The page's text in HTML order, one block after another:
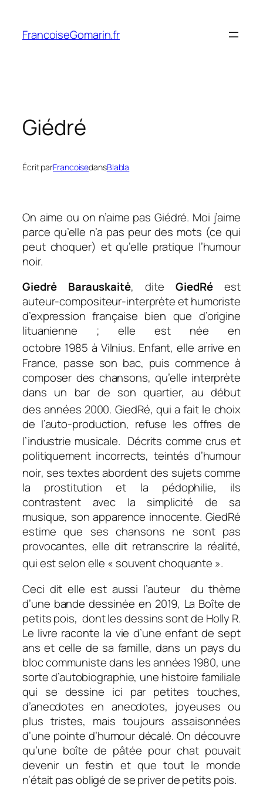
contenu
FrancoiseGomarin.fr
Giédré
Écrit parFrancoisedansBlabla
On aime ou on n’aime pas Giédré. Moi j’aime
parce qu’elle n’a pas peur des mots (ce qui
peut choquer) et qu’elle pratique l’humour
noir.
Giedrė Barauskaitė, diteGiedRéest
auteur-compositeur-interprète et humoriste
d’expression française bien que d’origine
lituanienne ; elle est née en
octobre 1985 à Vilnius. Enfant, elle arrive en
France, passe son bac, puis commence à
composer des chansons, qu’elle interprète
dans un bar de son quartier, au début
des années 2000. GiedRé, qui a fait le choix
de l’auto-production, refuse les offres de
l’industrie musicale. Décrits comme crus et
politiquement incorrects, teintés d’humour
noir, ses textes abordent des sujets comme
la prostitution et la pédophilie, ils
contrastent avec la simplicité de sa
musique, son apparence innocente. GiedRé
estime que ses chansons ne sont pas
provocantes, elle dit retranscrire la réalité,
qui est selon elle « souvent choquante ».
Ceci dit elle est aussi l’auteur du thème
d’une bande dessinée en 2019, La Boîte de
petits pois, dont les dessins sont de Holly R.
Le livre raconte la vie d’une enfant de sept
ans et celle de sa famille, dans un pays du
bloc communiste dans les années 1980, une
sorte d’autobiographie, une histoire familiale
qui se dessine ici par petites touches,
d’anecdotes en anecdotes, joyeuses ou
plus tristes, mais toujours assaisonnées
d’une pointe d’humour décalé. On découvre
qu’une boîte de pâtée pour chat pouvait
devenir un festin et que tout le monde
n’était pas obligé de se priver de petits pois.